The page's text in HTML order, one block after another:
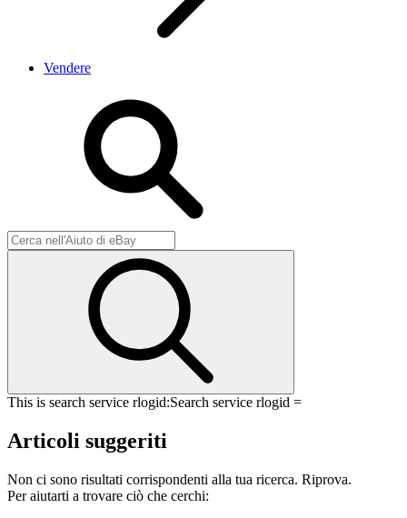
Vendere
This is search service rlogid:Search service rlogid =
Articoli suggeriti
Non ci sono risultati corrispondenti alla tua ricerca. Riprova.
Per aiutarti a trovare ciò che cerchi: